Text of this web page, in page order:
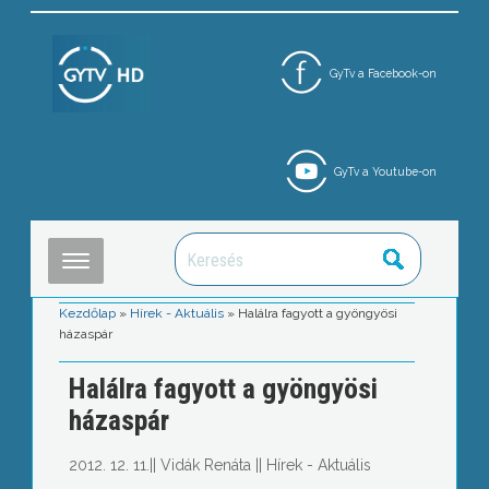
GyTv a Facebook-on
GyTv a Youtube-on
Kezdőlap » Hírek - Aktuális » Halálra fagyott a gyöngyösi
házaspár
Halálra fagyott a gyöngyösi
házaspár
2012. 12. 11. Vidák Renáta Hírek - Aktuális